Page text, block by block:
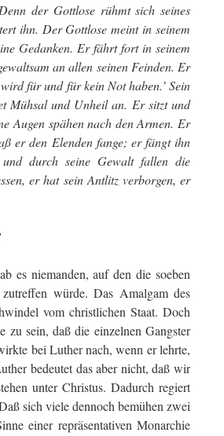
der Gottlose rühmt sich seines
ihn. Der Gottlose meint in seinem
Gedanken. Er fährt fort in seinem
an allen seinen Feinden. Er
für und für kein Not haben.’ Sein
Mühsal und Unheil an. Er sitzt und
Augen spähen nach den Armen. Er
er den Elenden fange; er fängt ihn
durch seine Gewalt fallen die
er hat sein Antlitz verborgen, er
es niemanden, auf den die soeben
würde. Das Amalgam des
vom christlichen Staat. Doch
zu sein, daß die einzelnen Gangster
bei Luther nach, wenn er lehrte,
bedeutet das aber nicht, daß wir
unter Christus. Dadurch regiert
sich viele dennoch bemühen zwei
einer repräsentativen Monarchie